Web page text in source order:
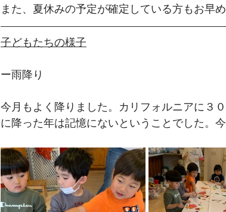
また、夏休みの予定が確定している方もお早
子どもたちの様子
ー雨降り
今月もよく降りました。カリフォルニアに３
に降った年は記憶にないということでした。